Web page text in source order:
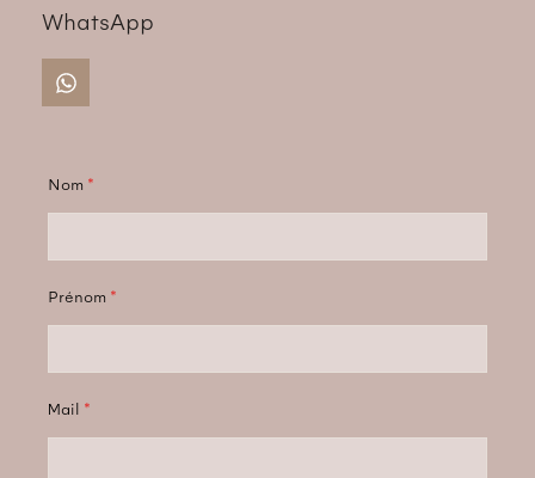
WhatsApp
Nom *
Prénom *
Mail *